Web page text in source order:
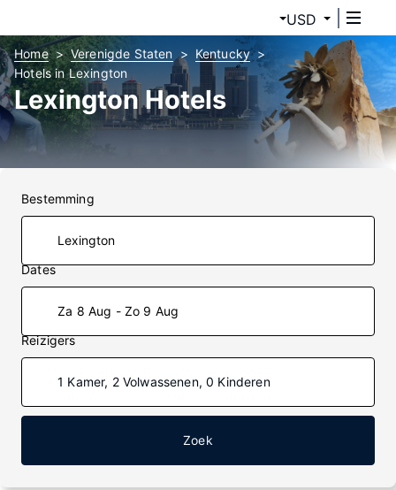
USD
Home Verenigde Staten
Kentucky
Hotels in Lexington
Lexington Hotels
Bestemming
Dates
Za 8 Aug - Zo 9 Aug
Reizigers
1 Kamer, 2 Volwassenen, 0 Kinderen
Zoek